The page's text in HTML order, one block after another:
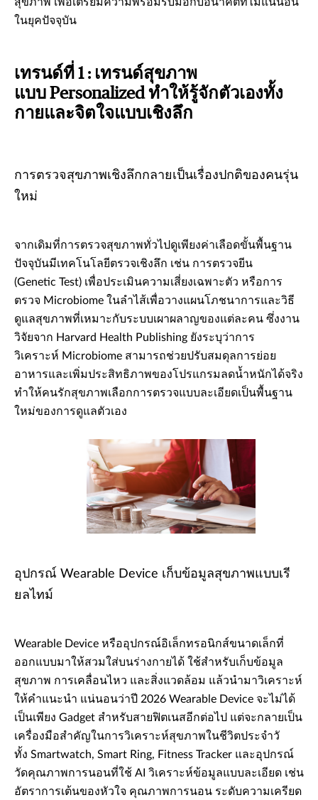
สุขภาพ เพื่อเตรียมความพร้อมรับมือกับอนาคตที่ไม่แน่นอน
ในยุคปัจจุบัน
เทรนด์ที่ 1 : เทรนด์สุขภาพ
แบบ Personalized ทำให้รู้จักตัวเองทั้ง
กายและจิตใจแบบเชิงลึก
การตรวจสุขภาพเชิงลึกกลายเป็นเรื่องปกติของคนรุ่น
ใหม่
จากเดิมที่การตรวจสุขภาพทั่วไปดูเพียงค่าเลือดขั้นพื้นฐาน
ปัจจุบันมีเทคโนโลยีตรวจเชิงลึก เช่น การตรวจยีน
(Genetic Test) เพื่อประเมินความเสี่ยงเฉพาะตัว หรือการ
ตรวจ Microbiome ในลำไส้เพื่อวางแผนโภชนาการและวิธี
ดูแลสุขภาพที่เหมาะกับระบบเผาผลาญของแต่ละคน ซึ่งงาน
วิจัยจาก Harvard Health Publishing ยังระบุว่าการ
วิเคราะห์ Microbiome สามารถช่วยปรับสมดุลการย่อย
อาหารและเพิ่มประสิทธิภาพของโปรแกรมลดน้ำหนักได้จริง
ทำให้คนรักสุขภาพเลือกการตรวจแบบละเอียดเป็นพื้นฐาน
ใหม่ของการดูแลตัวเอง
อุปกรณ์ Wearable Device เก็บข้อมูลสุขภาพแบบเรี
ยลไทม์
Wearable Device หรืออุปกรณ์อิเล็กทรอนิกส์ขนาดเล็กที่
ออกแบบมาให้สวมใส่บนร่างกายได้ ใช้สำหรับเก็บข้อมูล
สุขภาพ การเคลื่อนไหว และสิ่งแวดล้อม แล้วนำมาวิเคราะห์
ให้คำแนะนำ แน่นอนว่าปี 2026 Wearable Device จะไม่ได้
เป็นเพียง Gadget สำหรับสายฟิตเนสอีกต่อไป แต่จะกลายเป็น
เครื่องมือสำคัญในการวิเคราะห์สุขภาพในชีวิตประจำวั
ทั้ง Smartwatch, Smart Ring, Fitness Tracker และอุปกรณ์
วัดคุณภาพการนอนที่ใช้ AI วิเคราะห์ข้อมูลแบบละเอียด เช่น
อัตราการเต้นของหัวใจ คุณภาพการนอน ระดับความเครียด